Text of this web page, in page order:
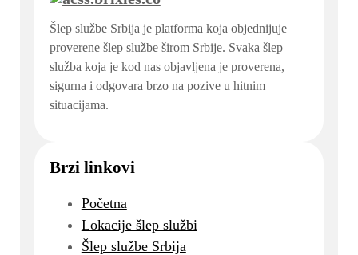
Šlep službe Srbija je platforma koja objednijuje
proverene šlep službe širom Srbije. Svaka šlep
služba koja je kod nas objavljena je proverena,
sigurna i odgovara brzo na pozive u hitnim
situacijama.
Brzi linkovi
Početna
Lokacije šlep službi
Šlep službe Srbija